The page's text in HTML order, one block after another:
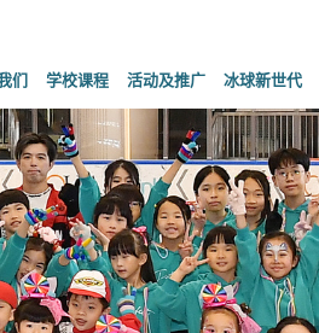
们 学校课程 活动及推广 冰球新世代